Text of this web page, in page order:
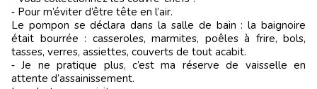
‑ Pour m’éviter d’être tête en l’air.
Le pompon se déclara dans la salle de bain : la baignoire
était bourrée : casseroles, marmites, poêles à frire, bols,
tasses, verres, assiettes, couverts de tout acabit.
‑ Je ne pratique plus, c’est ma réserve de vaisselle en
attente d’assainissement.